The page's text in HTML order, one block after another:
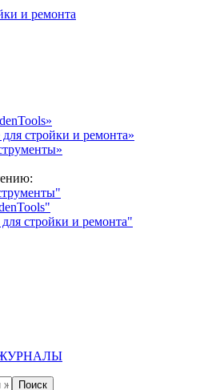
и ремонта
стройки и ремонта»
стройки и ремонта"